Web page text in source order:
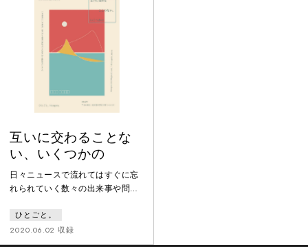
たの身体は気がついているその闇
にあなたがすでに踏み込んでいる
互いに交わることな
い、いくつかの
日々ニュースで流れてはすぐに忘
れられていく数々の出来事や問題
扱った作品。10分に再構成したバ
ージョンの作品が、横浜ダンスコ
レクション2020 コンペティショ
ひとごと。
2020.06.02 収録